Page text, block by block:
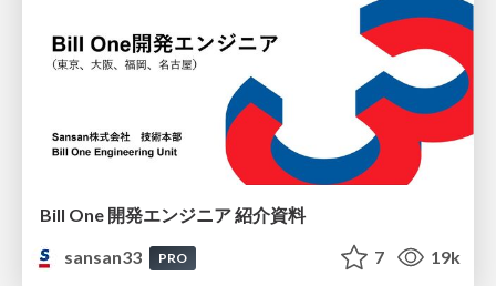
Bill One 開発エンジニア 紹介資料
sansan33
PRO 7 19k